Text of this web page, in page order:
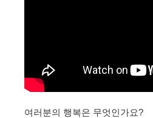
여러분의 행복은 무엇인가요?